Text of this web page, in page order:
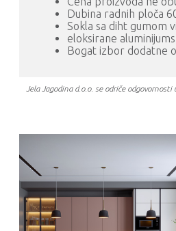
Dubina radnih ploča
Sokla sa diht gumom
eloksirane
Bogat izbor dodatne
Jela Jagodina d.o.o. se odriče